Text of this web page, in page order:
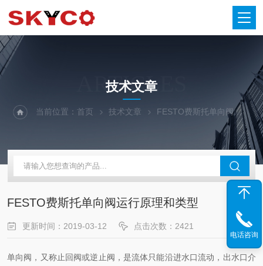
ARTICLES
技术文章
当前位置：首页 技术文章 FESTO费斯托单向阀运行原理和类型
FESTO费斯托单向阀运行原理和类型
更新时间：2019-03-12 点击次数：2421
单向阀，又称止回阀或逆止阀，是流体只能沿进水口流动，出水口介
电话咨询